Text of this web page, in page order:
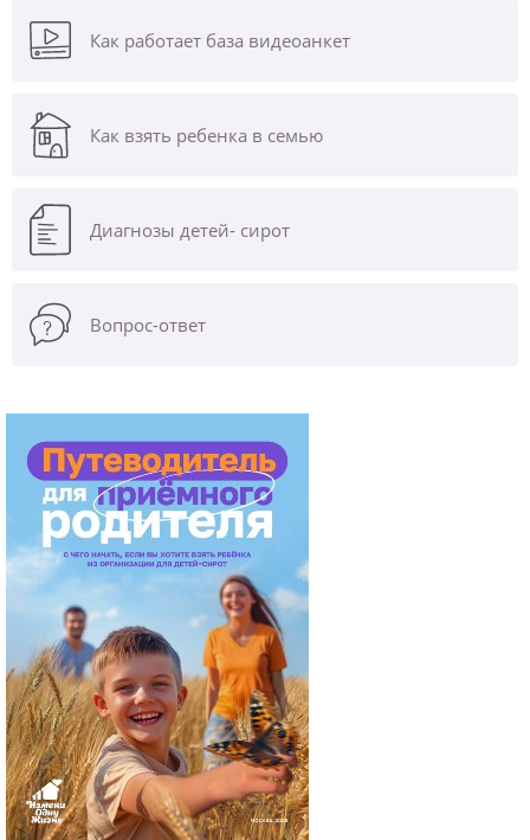
Как работает база видеоанкет
Как взять ребенка в семью
Диагнозы детей- сирот
Вопрос-ответ